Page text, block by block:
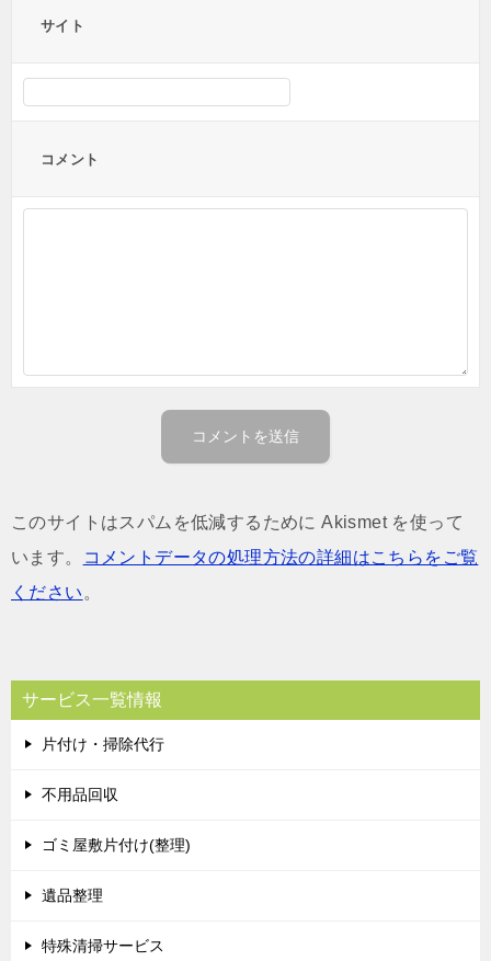
サイト
コメント
このサイトはスパムを低減するために Akismet を使って
います。
コメントデータの処理方法の詳細はこちらをご覧
ください 。
サービス一覧情報
片付け・掃除代行
不用品回収
ゴミ屋敷片付け(整理)
遺品整理
特殊清掃サービス